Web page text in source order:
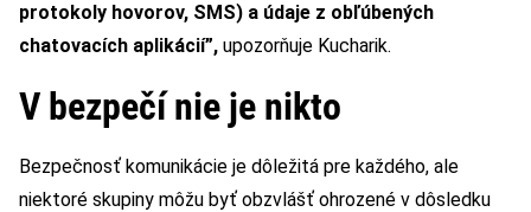
protokoly hovorov, SMS) a údaje z obľúbených
chatovacích aplikácií”, upozorňuje Kucharik.
V bezpečí nie je nikto
Bezpečnosť komunikácie je dôležitá pre každého, ale
niektoré skupiny môžu byť obzvlášť ohrozené v dôsledku